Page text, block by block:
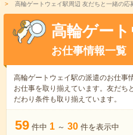
高輪ゲートウェイ駅周辺 友だちと一緒の応
高輪ゲー
お仕事情報一覧
高輪ゲートウェイ駅の派遣のお仕事
お仕事を取り揃えています。友だち
だわり条件も取り揃えています。
59 件中 1 ～ 30 件を表示中